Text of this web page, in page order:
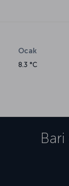
Ocak
8.3 °C
Bari